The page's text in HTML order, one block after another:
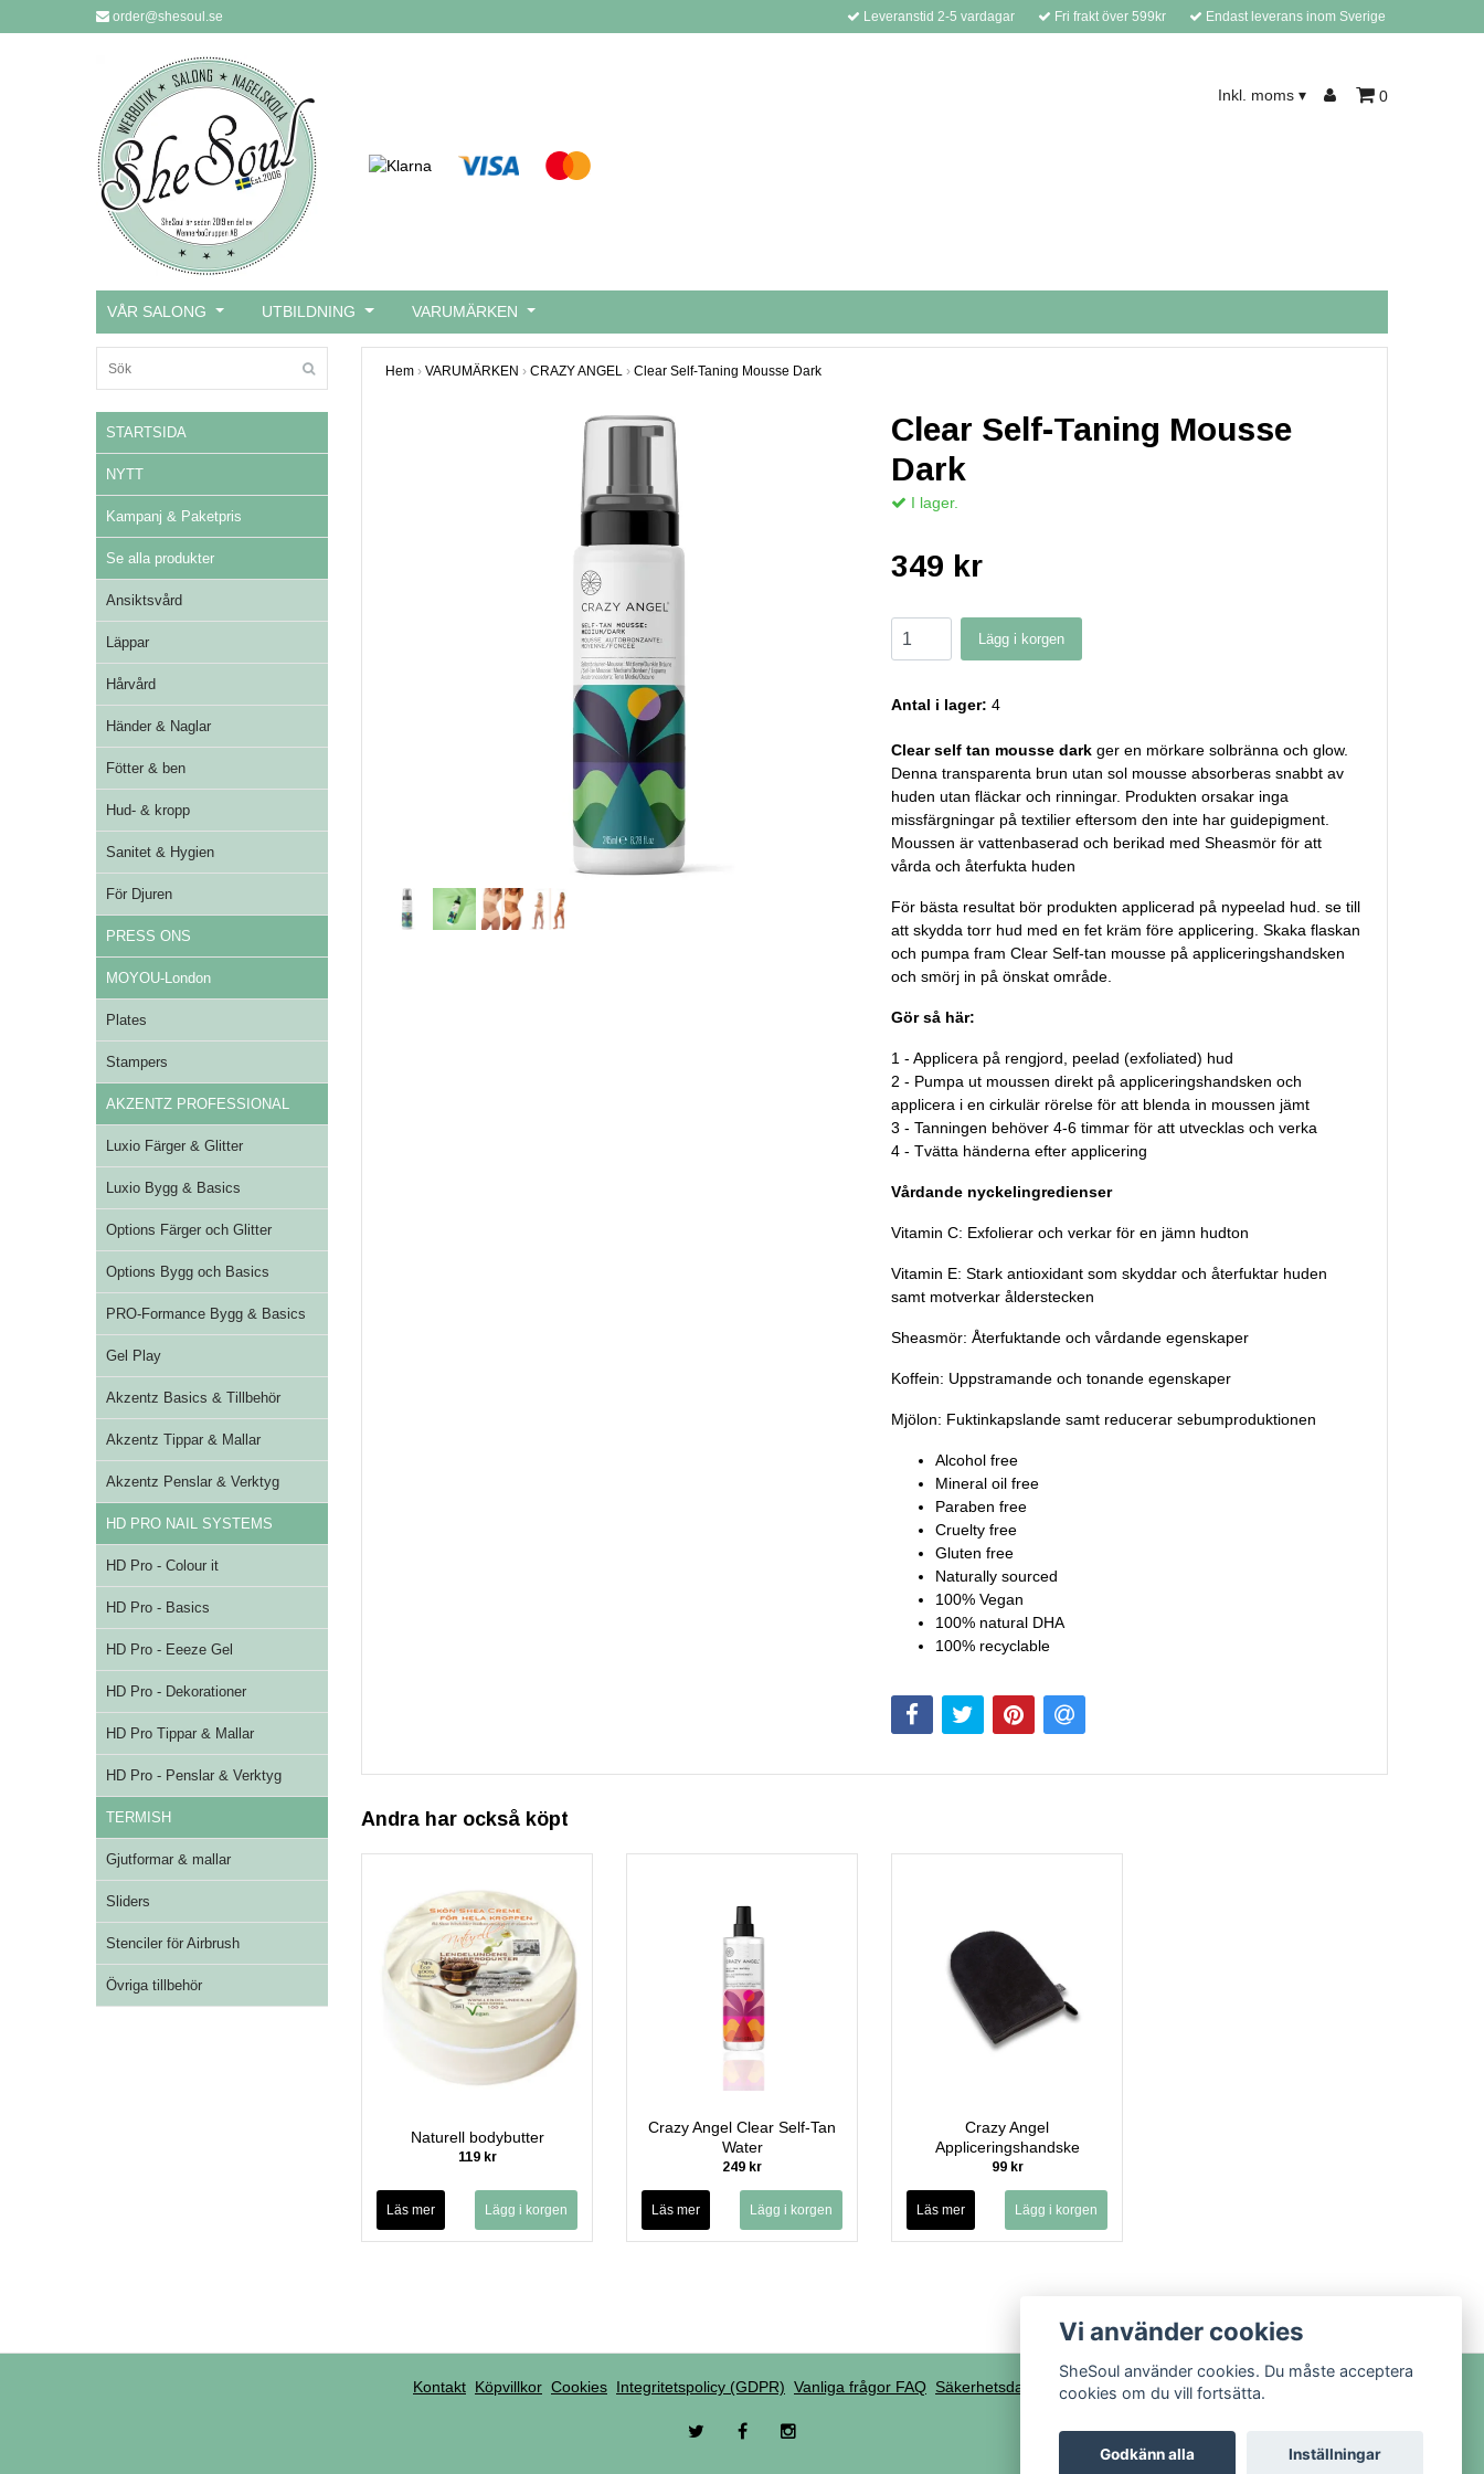
order@shesoul.se Leveranstid 2-5 vardagar Fri frakt över 599kr Endast leverans inom Sverige
Inkl. moms ▾ 0
VÅR SALONG UTBILDNING VARUMÄRKEN
STARTSIDA
NYTT
Kampanj & Paketpris
Se alla produkter
Ansiktsvård
Läppar
Hårvård
Händer & Naglar
Fötter & ben
Hud- & kropp
Sanitet & Hygien
För Djuren
PRESS ONS
MOYOU-London
Plates
Stampers
AKZENTZ PROFESSIONAL
Luxio Färger & Glitter
Luxio Bygg & Basics
Options Färger och Glitter
Options Bygg och Basics
PRO-Formance Bygg & Basics
Gel Play
Akzentz Basics & Tillbehör
Akzentz Tippar & Mallar
Akzentz Penslar & Verktyg
HD PRO NAIL SYSTEMS
HD Pro - Colour it
HD Pro - Basics
HD Pro - Eeeze Gel
HD Pro - Dekorationer
HD Pro Tippar & Mallar
HD Pro - Penslar & Verktyg
TERMISH
Gjutformar & mallar
Sliders
Stenciler för Airbrush
Övriga tillbehör
Hem › VARUMÄRKEN › CRAZY ANGEL › Clear Self-Taning Mousse Dark
Clear Self-Taning Mousse
Dark
I lager.
349 kr
Lägg i korgen
Antal i lager: 4
Clear self tan mousse dark ger en mörkare solbränna och glow.
Denna transparenta brun utan sol mousse absorberas snabbt av
huden utan fläckar och rinningar. Produkten orsakar inga
missfärgningar på textilier eftersom den inte har guidepigment.
Moussen är vattenbaserad och berikad med Sheasmör för att
vårda och återfukta huden
För bästa resultat bör produkten applicerad på nypeelad hud. se till
att skydda torr hud med en fet kräm före applicering. Skaka flaskan
och pumpa fram Clear Self-tan mousse på appliceringshandsken
och smörj in på önskat område.
Gör så här:
1 - Applicera på rengjord, peelad (exfoliated) hud
2 - Pumpa ut moussen direkt på appliceringshandsken och
applicera i en cirkulär rörelse för att blenda in moussen jämt
3 - Tanningen behöver 4-6 timmar för att utvecklas och verka
4 - Tvätta händerna efter applicering
Vårdande nyckelingredienser
Vitamin C: Exfolierar och verkar för en jämn hudton
Vitamin E: Stark antioxidant som skyddar och återfuktar huden
samt motverkar ålderstecken
Sheasmör: Återfuktande och vårdande egenskaper
Koffein: Uppstramande och tonande egenskaper
Mjölon: Fuktinkapslande samt reducerar sebumproduktionen
Alcohol free
Mineral oil free
Paraben free
Cruelty free
Gluten free
Naturally sourced
100% Vegan
100% natural DHA
100% recyclable
Andra har också köpt
Naturell bodybutter
119 kr
Läs mer
Crazy Angel Clear Self-Tan
Water
249 kr
Läs mer
Crazy Angel
Appliceringshandske
99 kr
Läs mer
Kontakt Köpvillkor Cookies Integritetspolicy (GDPR) Vanliga frågor FAQ Säkerhetsdatablad
Vi använder cookies
SheSoul använder cookies. Du måste acceptera
cookies om du vill fortsätta.
Godkänn alla Inställningar